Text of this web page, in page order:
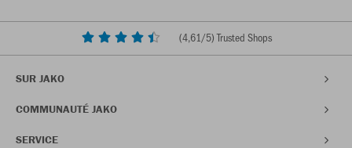
(4,61/5) Trusted Shops
SUR JAKO
COMMUNAUTÉ JAKO
SERVICE